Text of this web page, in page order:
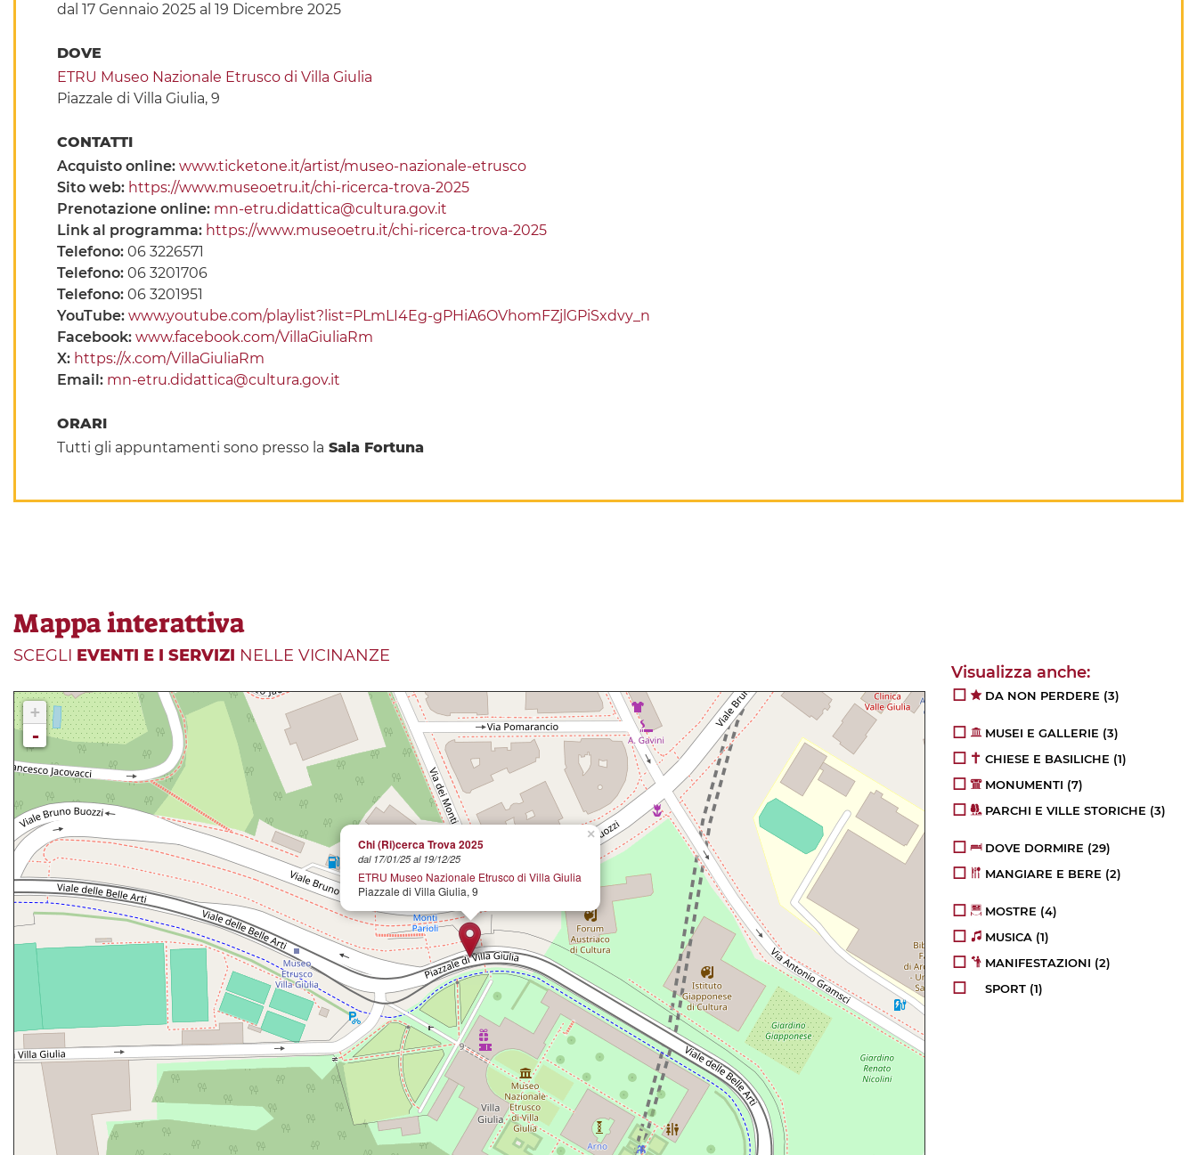
dal 17 Gennaio 2025al 19 Dicembre 2025
DOVE
ETRU Museo Nazionale Etrusco di Villa Giulia
Piazzale di Villa Giulia, 9
CONTATTI
Acquisto online: www.ticketone.it/artist/museo-nazionale-etrusco
Sito web: https://www.museoetru.it/chi-ricerca-trova-2025
Prenotazione online: mn-etru.didattica@cultura.gov.it
Link al programma: https://www.museoetru.it/chi-ricerca-trova-2025
Telefono: 06 3226571
Telefono: 06 3201706
Telefono: 06 3201951
YouTube: www.youtube.com/playlist?list=PLmLI4Eg-gPHiA6OVhomFZjlGPiSxdvy_n
Facebook: www.facebook.com/VillaGiuliaRm
X: https://x.com/VillaGiuliaRm
Email: mn-etru.didattica@cultura.gov.it
ORARI
Tutti gli appuntamenti sono presso la Sala Fortuna
Mappa interattiva
SCEGLI EVENTI E I SERVIZI NELLE VICINANZE
×
Chi (Ri)cerca Trova 2025
dal 17/01/25 al 19/12/25
ETRU Museo Nazionale Etrusco di Villa Giulia
Piazzale di Villa Giulia, 9
+
-
DA NON PERDERE (3)
MUSEI E GALLERIE (3)
CHIESE E BASILICHE (1)
MONUMENTI (7)
PARCHI E VILLE STORICHE (3)
DOVE DORMIRE (29)
MANGIARE E BERE (2)
MOSTRE (4)
MUSICA (1)
MANIFESTAZIONI (2)
SPORT (1)